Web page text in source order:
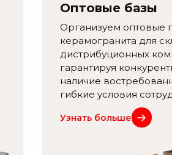
Оптовые базы
Организуем оптовые
керамогранита для
дистрибуционных
гарантируя
наличие
гибкие условия
Узнать больше